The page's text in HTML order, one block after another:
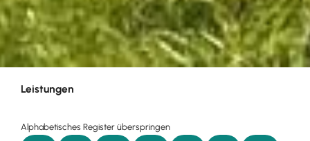
Leistungen
Alphabetisches Register überspringen